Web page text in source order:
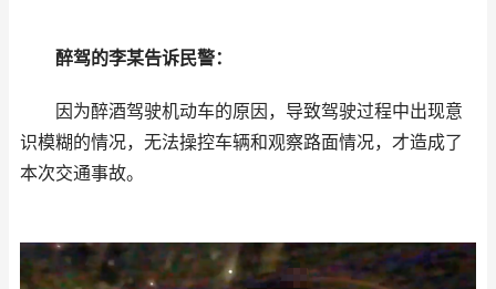
醉驾的李某告诉民警：
因为醉酒驾驶机动车的原因，导致驾驶过程中出现意
识模糊的情况，无法操控车辆和观察路面情况，才造成了
本次交通事故。